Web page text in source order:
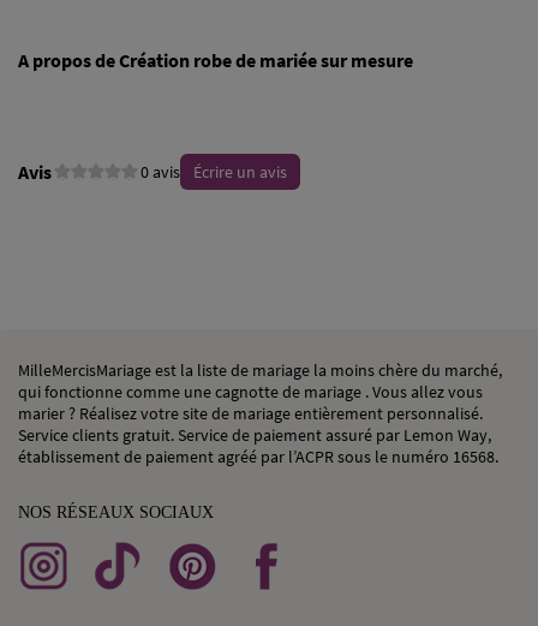
A propos de Création robe de mariée sur mesure
Avis 0 avis Écrire un avis
MilleMercisMariage est la liste de mariage la moins chère du marché,
qui fonctionne comme une cagnotte de mariage . Vous allez vous
marier ? Réalisez votre site de mariage entièrement personnalisé.
Service clients gratuit. Service de paiement assuré par Lemon Way,
établissement de paiement agréé par l’ACPR sous le numéro 16568.
NOS RÉSEAUX SOCIAUX